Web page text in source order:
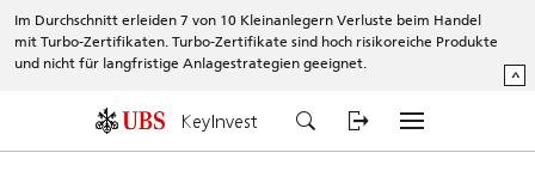
Im Durchschnitt erleiden 7 von 10 Kleinanlegern Verluste beim Handel
mit Turbo-Zertifikaten. Turbo-Zertifikate sind hoch risikoreiche Produkte
und nicht für langfristige Anlagestrategien geeignet.
^
KeyInvest